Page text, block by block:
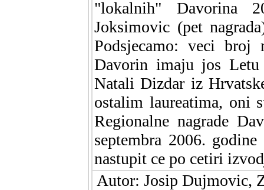
"lokalnih" Davorina
Joksimovic (pet
Podsjecamo: veci broj
Davorin imaju jos
Natali Dizdar iz
ostalim laureatima, oni
Regionalne nagrade
septembra 2006.
nastupit ce po cetiri
Autor: Josip Dujmovic,